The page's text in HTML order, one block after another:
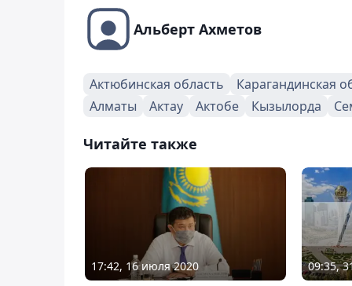
Альберт Ахметов
Актюбинская область
Карагандинская
Алматы
Актау Актобе Кызылорда
Читайте также
17:42, 16 июля 2020 09:35,